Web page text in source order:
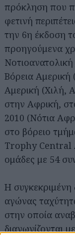
πρόκληση που
φετινή
την 6η έκδοση
προηγούμενα
Βόρεια
Αμερική (Χιλή,
στην Αφρική,
2010 (Νότια
στο βόρειο
Trophy Central
ομάδες με 54
Η συγκεκριμένη
αγώνας
στην οποία
διαγωνίζονται
Αναζήτηση